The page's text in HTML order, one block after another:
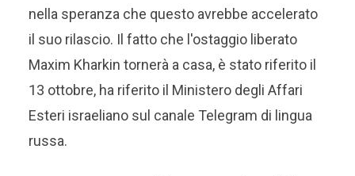
nella speranza che questo avrebbe accelerato
il suo rilascio. Il fatto che l'ostaggio liberato
Maxim Kharkin tornerà a casa, è stato riferito il
13 ottobre, ha riferito il Ministero degli Affari
Esteri israeliano sul canale Telegram di lingua
russa.